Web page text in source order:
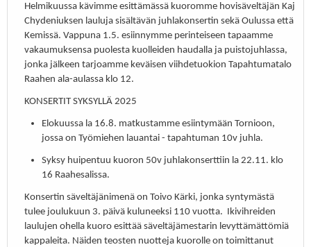
Helmikuussa kävimme esittämässä kuoromme hovisäveltäjän Kaj
Chydeniuksen lauluja sisältävän juhlakonsertin sekä Oulussa että
Kemissä. Vappuna 1.5. esiinnymme perinteiseen tapaamme
vakaumuksensa puolesta kuolleiden haudalla ja puistojuhlassa,
jonka jälkeen tarjoamme keväisen viihdetuokion Tapahtumatalo
Raahen ala-aulassa klo 12.
KONSERTIT SYKSYLLÄ 2025
Elokuussa la 16.8. matkustamme esiintymään Tornioon,
jossa on Työmiehen lauantai - tapahtuman 10v juhla.
Syksy huipentuu kuoron 50v juhlakonserttiin la 22.11. klo
16 Raahesalissa.
Konsertin säveltäjänimenä on Toivo Kärki, jonka syntymästä
tulee joulukuun 3. päivä kuluneeksi 110 vuotta. Ikivihreiden
laulujen ohella kuoro esittää säveltäjämestarin levyttämättömiä
kappaleita. Näiden teosten nuotteja kuorolle on toimittanut